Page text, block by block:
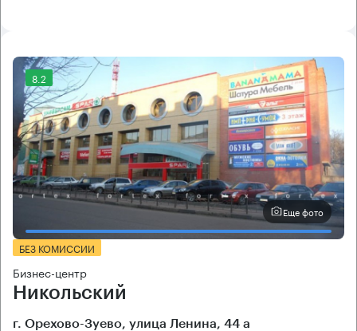
8.2
Еще фото
БЕЗ КОМИССИИ
Бизнес-центр
Никольский
г. Орехово-Зуево, улица Ленина, 44 а